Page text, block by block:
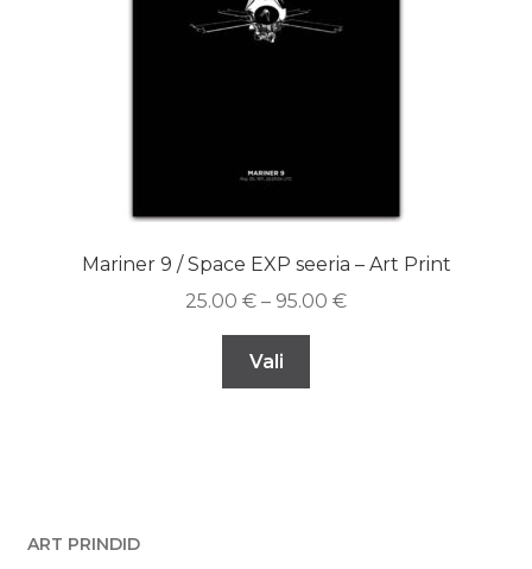
Mariner 9 / Space EXP seeria – Art Print
25.00 € – 95.00 €
Vali
ART PRINDID